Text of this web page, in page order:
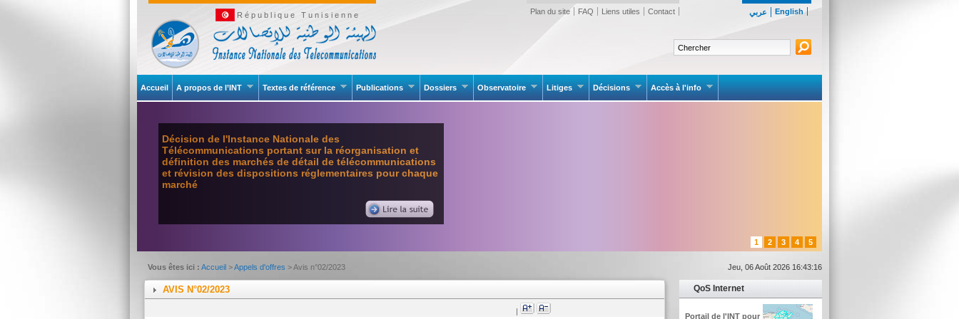
عربي English
Contact
Liens utiles
FAQ
Plan du site
République Tunisienne
Accueil A propos de l’INT Textes de référence Publications Dossiers Observatoire Litiges Décisions Accès à l'info
Décision de l'Instance Nationale des
Télécommunications portant sur la réorganisation et
définition des marchés de détail de télécommunications
et révision des dispositions réglementaires pour chaque
marché
1 2 3 4 5
Vous êtes ici : Accueil >Appels d'offres > Avis n°02/2023 Jeu, 06 Août 2026 16:43:16
QoS Internet
Portail de l'INT pour
AVIS N°02/2023
|